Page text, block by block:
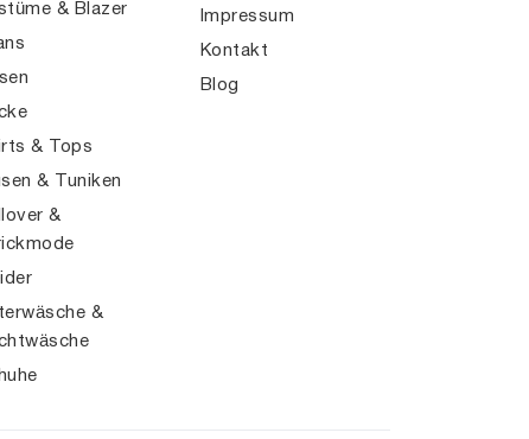
& Blazer
& Tops
& Tuniken
&
&
Impressum
Kontakt
Blog